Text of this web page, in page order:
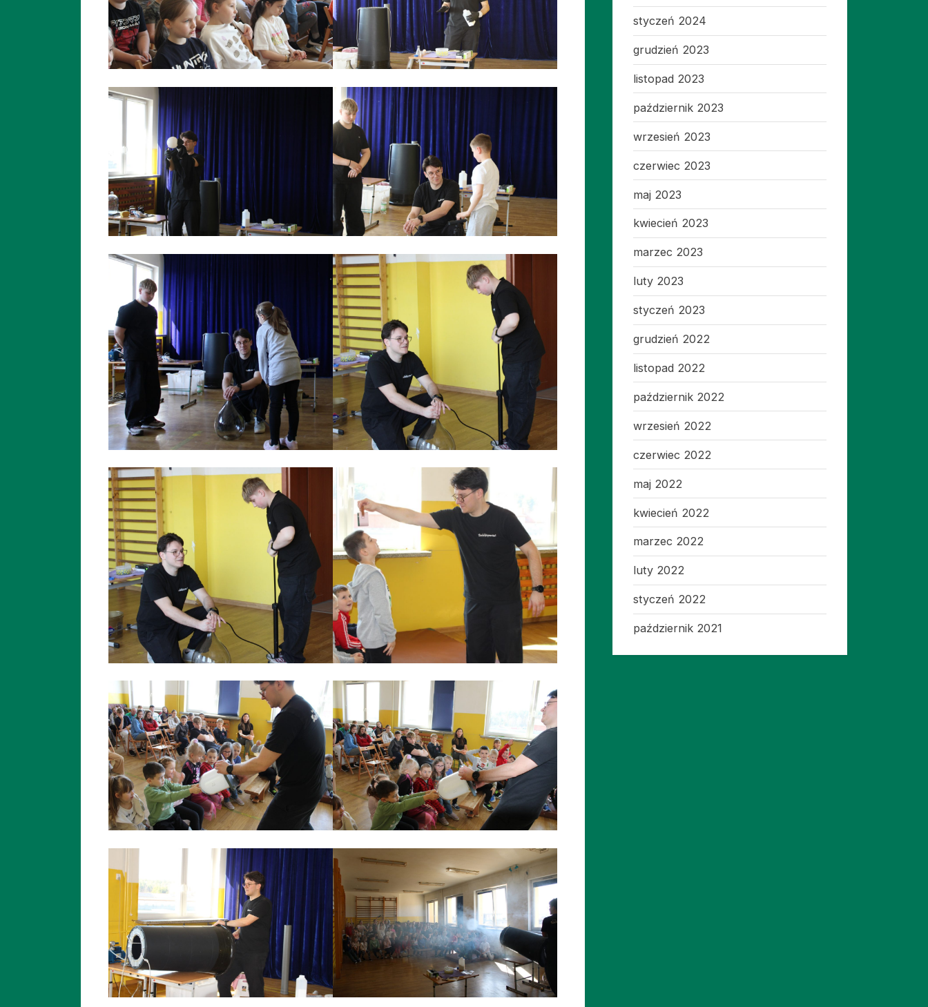
styczeń 2024
grudzień 2023
listopad 2023
październik 2023
wrzesień 2023
czerwiec 2023
maj 2023
kwiecień 2023
marzec 2023
luty 2023
styczeń 2023
grudzień 2022
listopad 2022
październik 2022
wrzesień 2022
czerwiec 2022
maj 2022
kwiecień 2022
marzec 2022
luty 2022
styczeń 2022
październik 2021